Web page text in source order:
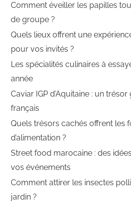
Comment éveiller les papilles
de groupe ?
Quels lieux offrent une
pour vos invités ?
Les spécialités culinaires à
année
Caviar IGP d’Aquitaine : un
français
Quels trésors cachés offrent les
d’alimentation ?
Street food marocaine : des
vos événements
Comment attirer les insectes
jardin ?